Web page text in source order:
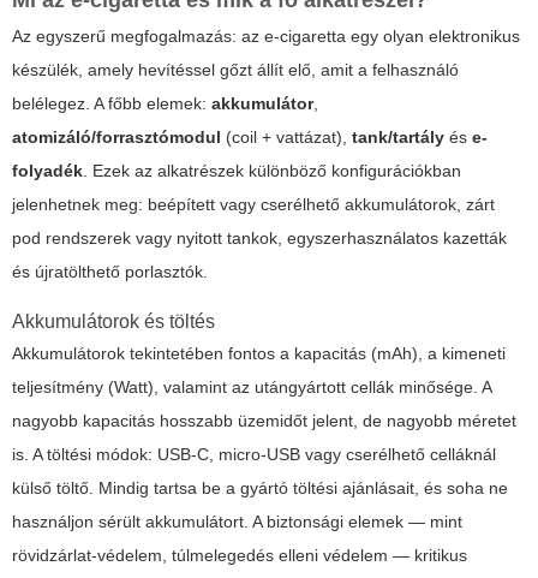
Az egyszerű megfogalmazás: az e-cigaretta egy olyan elektronikus
készülék, amely hevítéssel gőzt állít elő, amit a felhasználó
belélegez. A főbb elemek: akkumulátor,
atomizáló/forrasztómodul (coil + vattázat), tank/tartály és e-
folyadék. Ezek az alkatrészek különböző konfigurációkban
jelenhetnek meg: beépített vagy cserélhető akkumulátorok, zárt
pod rendszerek vagy nyitott tankok, egyszerhasználatos kazetták
és újratölthető porlasztók.
Akkumulátorok és töltés
Akkumulátorok tekintetében fontos a kapacitás (mAh), a kimeneti
teljesítmény (Watt), valamint az utángyártott cellák minősége. A
nagyobb kapacitás hosszabb üzemidőt jelent, de nagyobb méretet
is. A töltési módok: USB-C, micro-USB vagy cserélhető celláknál
külső töltő. Mindig tartsa be a gyártó töltési ajánlásait, és soha ne
használjon sérült akkumulátort. A biztonsági elemek — mint
rövidzárlat-védelem, túlmelegedés elleni védelem — kritikus